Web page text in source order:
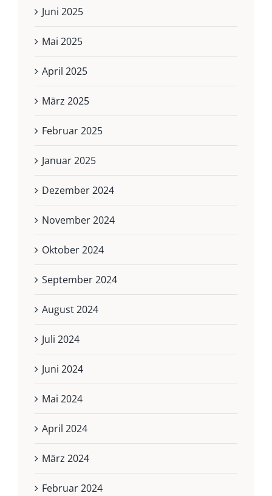
Juni 2025
Mai 2025
April 2025
März 2025
Februar 2025
Januar 2025
Dezember 2024
November 2024
Oktober 2024
September 2024
August 2024
Juli 2024
Juni 2024
Mai 2024
April 2024
März 2024
Februar 2024